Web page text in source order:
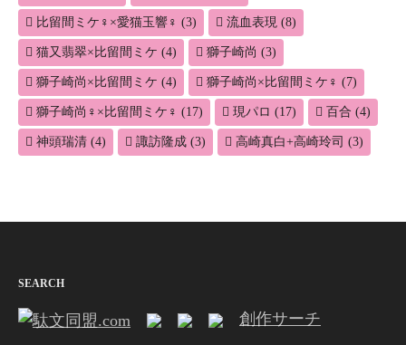
比留間ミケ♀×愛猫玉響♀ (3) 流血表現 (8)
猫又翡翠×比留間ミケ (4) 獅子崎尚 (3)
獅子崎尚×比留間ミケ (4) 獅子崎尚×比留間ミケ♀ (7)
獅子崎尚♀×比留間ミケ♀ (17) 現パロ (17) 百合 (4)
神頭瑞清 (4) 諏訪隆成 (3) 高崎真白+高崎玲司 (3)
SEARCH
創作サーチ